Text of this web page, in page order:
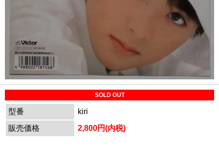
SOLD OUT
型番
kiri
販売価格
2,800円(内税)